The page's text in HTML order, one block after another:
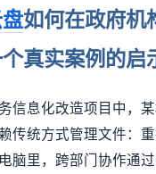
如何在政府机
真实案例的启
信息化改造项目中，
传统方式管理文件：
脑里，跨部门协作通